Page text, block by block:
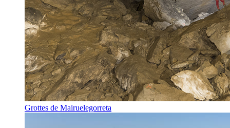
Grottes de Mairuelegorreta